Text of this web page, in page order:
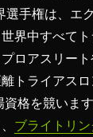
選手権は、エ
界中すべて
ロアスリー
トライアス
資格を競いま
ブライトリ